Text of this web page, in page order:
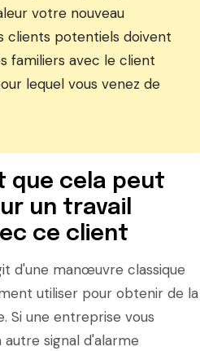
votre nouveau
clients potentiels doivent
familiers avec le client
lequel vous venez de
que cela peut
un travail
ce client
d'une manœuvre classique
utiliser pour obtenir de la
Si une entreprise vous
signal d'alarme